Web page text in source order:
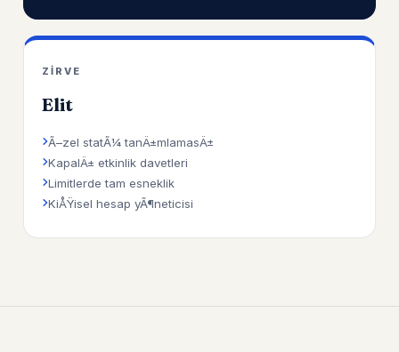
ZIRVE
Elit
Ã–zel statÃ¼ tanÄ±mlamasÄ±
KapalÄ± etkinlik davetleri
Limitlerde tam esneklik
KiÅŸisel hesap yÃ¶neticisi